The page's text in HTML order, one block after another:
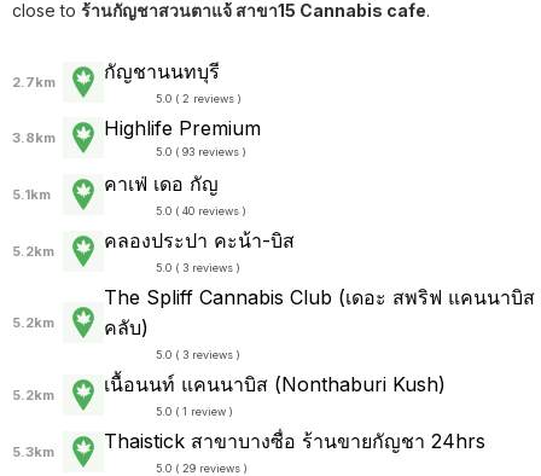
close to ร้านกัญชาสวนตาแจ้ สาขา15 Cannabis cafe.
2.7km กัญชานนทบุรี
5.0 ( 2 reviews )
3.8km Highlife Premium
5.0 ( 93 reviews )
5.1km คาเฟ่ เดอ กัญ
5.0 ( 40 reviews )
5.2km คลองประปา คะน้า-บิส
5.0 ( 3 reviews )
5.2km
The Spliff Cannabis Club (เดอะ สพริฟ แคนนาบิส
คลับ)
5.0 ( 3 reviews )
5.2km เนื้อนนท์ แคนนาบิส (Nonthaburi Kush)
5.0 ( 1 review )
5.3km Thaistick สาขาบางซื่อ ร้านขายกัญชา 24hrs
5.0 ( 29 reviews )